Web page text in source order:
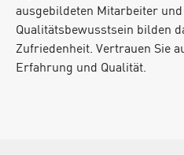
ausgebildeten Mitarbeiter
Qualitätsbewusstsein bilden
Zufriedenheit. Vertrauen Sie
Erfahrung und Qualität.